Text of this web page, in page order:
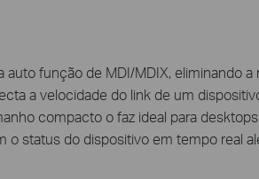
função de MDI/MDIX, eliminando
a velocidade do link de um
compacto o faz ideal para
status do dispositivo em tempo real